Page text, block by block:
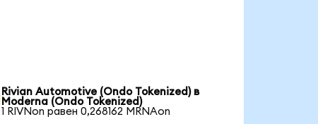
Rivian Automotive (Ondo Tokenized) в
Moderna (Ondo Tokenized)
1 RIVNon равен 0,268162 MRNAon